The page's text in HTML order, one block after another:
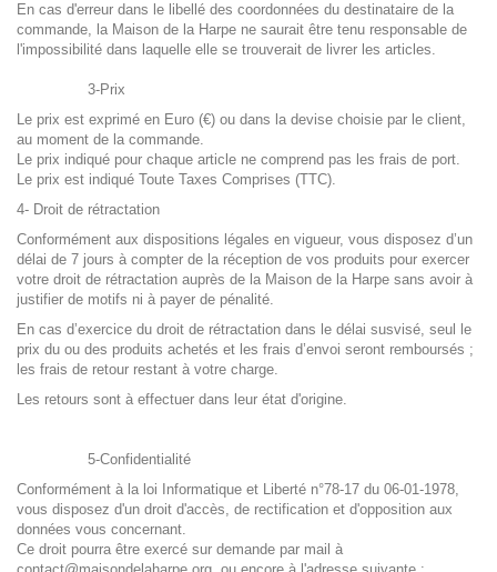
En cas d'erreur dans le libellé des coordonnées du destinataire de la
commande, la Maison de la Harpe ne saurait être tenu responsable de
l'impossibilité dans laquelle elle se trouverait de livrer les articles.
3-Prix
Le prix est exprimé en Euro (€) ou dans la devise choisie par le client,
au moment de la commande.
Le prix indiqué pour chaque article ne comprend pas les frais de port.
Le prix est indiqué Toute Taxes Comprises (TTC).
4- Droit de rétractation
Conformément aux dispositions légales en vigueur, vous disposez d’un
délai de 7 jours à compter de la réception de vos produits pour exercer
votre droit de rétractation auprès de la Maison de la Harpe sans avoir à
justifier de motifs ni à payer de pénalité.
En cas d’exercice du droit de rétractation dans le délai susvisé, seul le
prix du ou des produits achetés et les frais d’envoi seront remboursés ;
les frais de retour restant à votre charge.
Les retours sont à effectuer dans leur état d'origine.
5-Confidentialité
Conformément à la loi Informatique et Liberté n°78-17 du 06-01-1978,
vous disposez d'un droit d'accès, de rectification et d'opposition aux
données vous concernant.
Ce droit pourra être exercé sur demande par mail à